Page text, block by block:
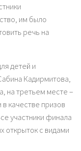
им было
речь на
детей и
Кадирмитова,
на третьем месте –
качестве призов
участники финала
открыток с видами